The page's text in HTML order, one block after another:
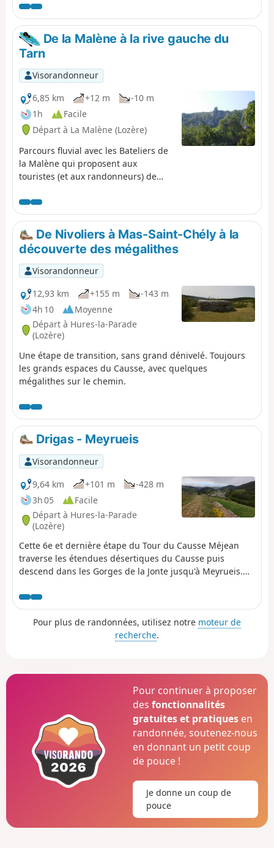
le hameau de La Croze, les Baumes Basses ou la
passerelle du 107 ! La randonnée s'achève après le Pas
de Soucy au beau village des Vignes.Une petite partie du
parcours vers la fin est commune avec le GRP® "Tour du
Méjan".
De la Malène à la rive gauche du
Tarn
Visorandonneur
6,85 km
+12 m
-10 m
1h
Facile
Départ à La Malène (Lozère)
Parcours fluvial avec les Bateliers de
la Malène qui proposent aux
touristes (et aux randonneurs) de
bas ! Pour les randonneurs, dépose
rive gauche de la rivière pour
rejoindre le Sentier des Gorges du
Tarn par un chemin aménagé mais
avec une forte pente (description
dans l'étape suivante). Il s'agit d'un
parcours sur l'eau (Tarn) . Les avis
des visorandonneurs n'en tiennent
pas compte !
De Nivoliers à Mas-Saint-Chély à la
découverte des mégalithes
Visorandonneur
12,93 km
+155 m
-143 m
4h 10
Moyenne
Départ à Hures-la-Parade
(Lozère)
Une étape de transition, sans grand dénivelé. Toujours
les grands espaces du Causse, avec quelques
mégalithes sur le chemin.
Drigas - Meyrueis
Visorandonneur
9,64 km
+101 m
-428 m
3h 05
Facile
Départ à Hures-la-Parade
(Lozère)
Cette 6e et dernière étape du Tour du Causse Méjean
traverse les étendues désertiques du Causse puis
descend dans les Gorges de la Jonte jusqu'à Meyrueis.
5e étape de Mas-Saint-Chely à Drigas pour ceux qui
veulent raccourcir le Tour en cinq jours.
Pour plus de randonnées, utilisez notre moteur de
recherche.
Pour continuer à proposer
desfonctionnalités
gratuites et pratiques en
randonnée, soutenez-nous
en donnant un petit coup
de pouce !
Je donne un coup de
pouce